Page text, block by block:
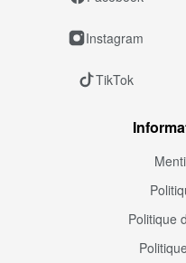
Instagram
TikTok
Politique